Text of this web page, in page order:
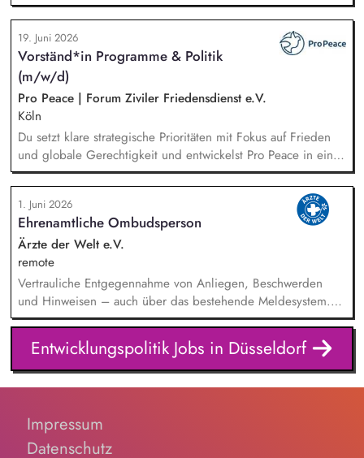
politischer Entwicklungen in den Projektregionen,
Öffentlichkeitsarbeit Print und web in Deutsch und Englisch,
Vertretung des Projekts bei Vorträgen, Netzwerk- u.
Fundraisingveranstaltungen, Weiterentwicklung des
Privatspendenfundraisings, regelmäßige Kommunikation mit
und das Gewinnen von (neuen) Spender*innen, Organisation
und Begleitung der etwa jährlich stattfindenden
Dialogseminare.
19. Juni 2026
Vorständ*in Programme & Politik
(m/w/d)
Pro Peace | Forum Ziviler Friedensdienst e.V.
Köln
Du setzt klare strategische Prioritäten mit Fokus auf Frieden
und globale Gerechtigkeit und entwickelst Pro Peace in einer
Phase der Neuausrichtung zukunftsfähig weiter. Du steuerst
die Programme im In- und Ausland, die Kommunikation und
die Akademie für Konflikttransformation und entwickelst den
methodischen Ansatz gemeinsam mit den Fachbereichen
kontinuierlich weiter. Du sicherst und diversifizierst
Einnahmen und verantwortest das strategische Fundraising.
1. Juni 2026
Ehrenamtliche Ombudsperson
Ärzte der Welt e.V.
remote
Vertrauliche Entgegennahme von Anliegen, Beschwerden
und Hinweisen – auch über das bestehende Meldesystem.
Vermittlung bei Konflikten und Unterstützung bei
Klärungsprozessen. Konzeption und Durchführung von
Schulungen und Sensibilisierungsformaten. Mitwirkung an der
Weiterentwicklung von Leitlinien, Verhaltenskodizes und dem
Meldesystem. Förderung einer offenen Feedback- und
Entwicklungspolitik Jobs in Düsseldorf
Impressum
Datenschutz